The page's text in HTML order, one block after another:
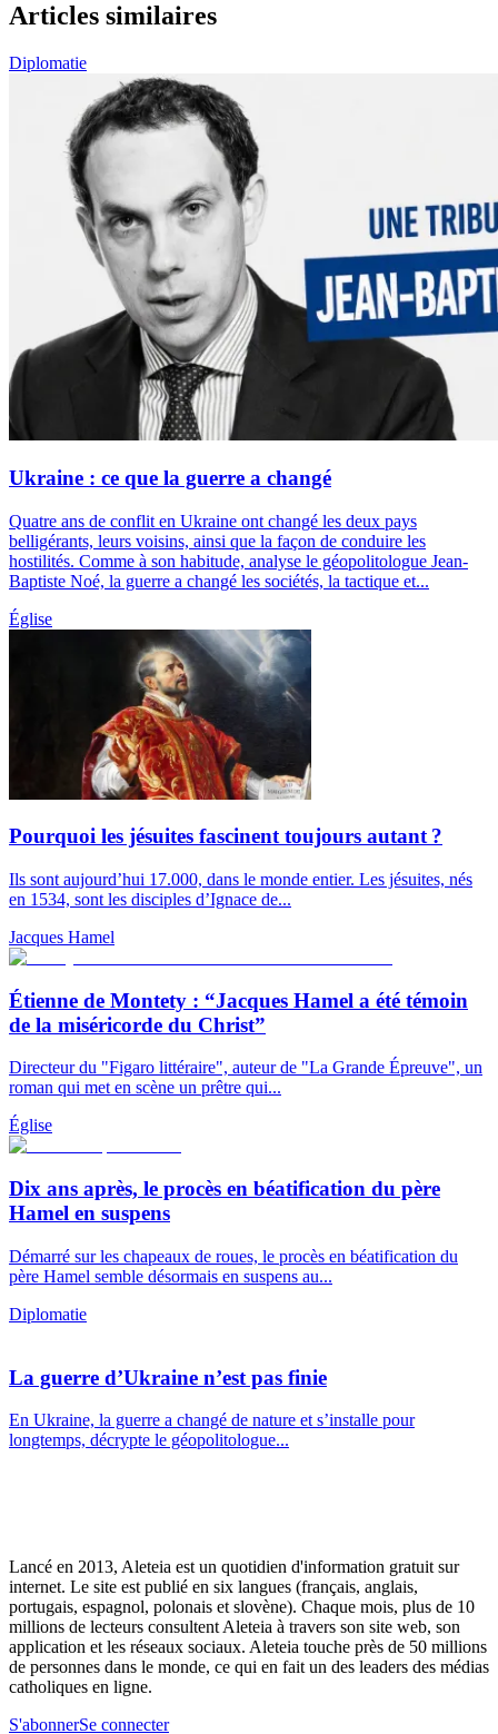
Articles similaires
Diplomatie
Ukraine : ce que la guerre a changé
Quatre ans de conflit en Ukraine ont changé les deux pays
belligérants, leurs voisins, ainsi que la façon de conduire les
hostilités. Comme à son habitude, analyse le géopolitologue Jean-
Baptiste Noé, la guerre a changé les sociétés, la tactique et...
Église
Pourquoi les jésuites fascinent toujours autant ?
Ils sont aujourd’hui 17.000, dans le monde entier. Les jésuites, nés
en 1534, sont les disciples d’Ignace de...
Jacques Hamel
Étienne de Montety : “Jacques Hamel a été témoin
de la miséricorde du Christ”
Directeur du "Figaro littéraire", auteur de "La Grande Épreuve", un
roman qui met en scène un prêtre qui...
Église
Dix ans après, le procès en béatification du père
Hamel en suspens
Démarré sur les chapeaux de roues, le procès en béatification du
père Hamel semble désormais en suspens au...
Diplomatie
La guerre d’Ukraine n’est pas finie
En Ukraine, la guerre a changé de nature et s’installe pour
longtemps, décrypte le géopolitologue...
Lancé en 2013, Aleteia est un quotidien d'information gratuit sur
internet. Le site est publié en six langues (français, anglais,
portugais, espagnol, polonais et slovène). Chaque mois, plus de 10
millions de lecteurs consultent Aleteia à travers son site web, son
application et les réseaux sociaux. Aleteia touche près de 50 millions
de personnes dans le monde, ce qui en fait un des leaders des médias
catholiques en ligne.
S'abonnerSe connecter